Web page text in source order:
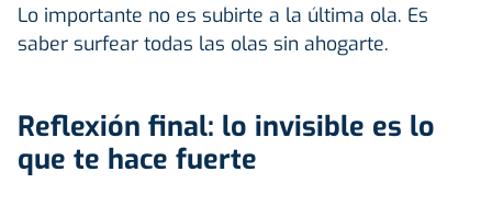
Lo importante no es subirte a la última ola. Es
saber surfear todas las olas sin ahogarte.
Reflexión final: lo invisible es lo
que te hace fuerte